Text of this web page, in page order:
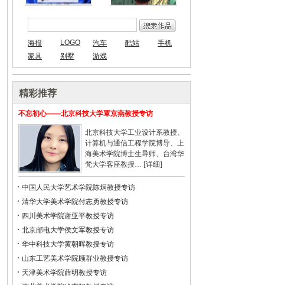
海报 LOGO 汽车 酷站
手机
家具
别墅 游戏
精彩推荐
不忘初心——北京科技大学覃京燕教授专访
北京科技大学工业设计系教授、
计算机与通信工程学院博导、上
海美术学院博士生导师、台湾华
梵大学客座教授… [详细]
中国人民大学艺术学院陈炯教授专访
清华大学美术学院付志勇教授专访
四川美术学院谢亚平教授专访
北京邮电大学侯文军教授专访
华中科技大学黄朝晖教授专访
山东工艺美术学院顾群业教授专访
天津美术学院薛明教授专访